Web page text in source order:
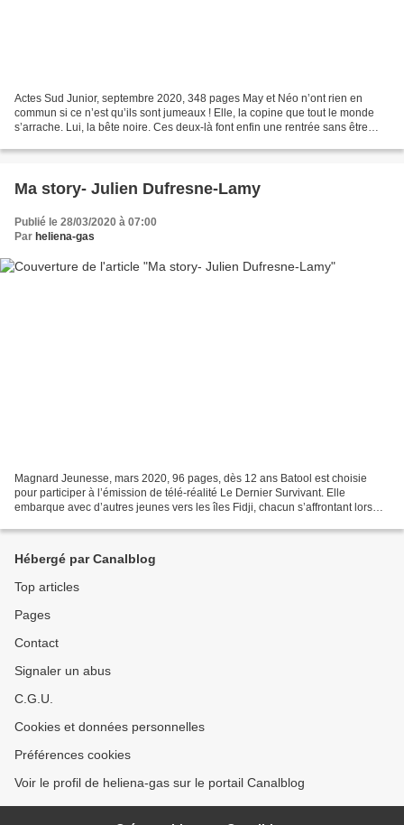
Actes Sud Junior, septembre 2020, 348 pages May et Néo n’ont rien en
commun si ce n’est qu’ils sont jumeaux ! Elle, la copine que tout le monde
s’arrache. Lui, la bête noire. Ces deux-là font enfin une rentrée sans être
Ma story- Julien Dufresne-Lamy
Publié le 28/03/2020 à 07:00
Par heliena-gas
Magnard Jeunesse, mars 2020, 96 pages, dès 12 ans Batool est choisie
pour participer à l’émission de télé-réalité Le Dernier Survivant. Elle
embarque avec d’autres jeunes vers les îles Fidji, chacun s’affrontant lors
Hébergé par Canalblog
Top articles
Pages
Contact
Signaler un abus
C.G.U.
Cookies et données personnelles
Préférences cookies
Voir le profil de heliena-gas sur le portail Canalblog